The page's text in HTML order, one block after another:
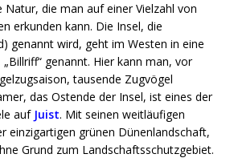
Natur, die man auf einer Vielzahl von
erkunden kann. Die Insel, die
genannt wird, geht im Westen in eine
genannt. Hier kann man, vor
tausende Zugvögel
das Ostende der Insel, ist eines der
auf Juist. Mit seinen weitläufigen
einzigartigen grünen Dünenlandschaft,
Grund zum Landschaftsschutzgebiet.